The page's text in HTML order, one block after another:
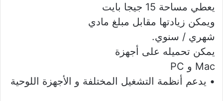
يعطي مساحة 15 جيجا بايت
ويمكن زيادتها مقابل مبلغ مادي
شهري / سنوي.
يمكن تحميله على أجهزة
Mac و PC
• يدعم أنظمة التشغيل المختلفة و الأجهزة اللوحية